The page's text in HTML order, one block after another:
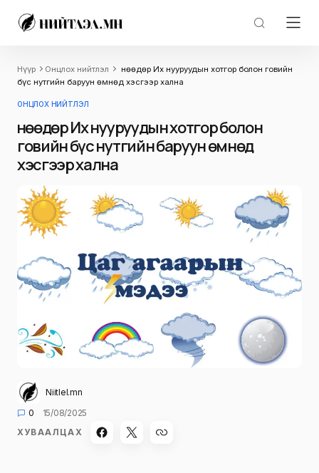
Нүүр Онцлох нийтлэл
Өнөөдөр Их нууруудын хотгор болон говийн
бүс нутгийн баруун өмнөд хэсгээр хална
ОНЦЛОХ НИЙТЛЭЛ
Өнөөдөр Их нууруудын хотгор болон
говийн бүс нутгийн баруун өмнөд
хэсгээр хална
Niitlel.mn
0
15/08/2025
ХУВААЛЦАХ